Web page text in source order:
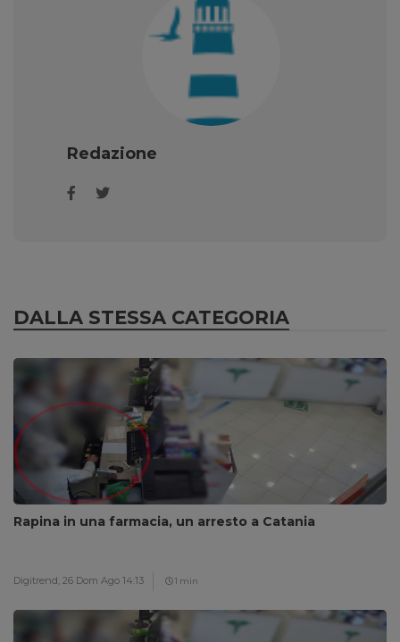
Redazione
DALLA STESSA CATEGORIA
Rapina in una farmacia, un arresto a Catania
Digitrend, 26 Dom Ago 14:13 1 min